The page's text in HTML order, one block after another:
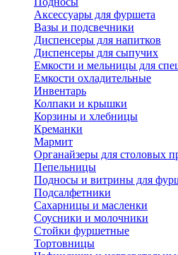
Аксессуары для фуршета
Вазы и подсвечники
Диспенсеры для напитков
Диспенсеры для сыпучих
Емкости и мельницы для
Емкости охладительные
Инвентарь
Колпаки и крышки
Корзины и хлебницы
Креманки
Мармит
Органайзеры для столовых
Пепельницы
Подносы и витрины для
Подсалфетники
Сахарницы и масленки
Соусники и молочники
Стойки фуршетные
Тортовницы